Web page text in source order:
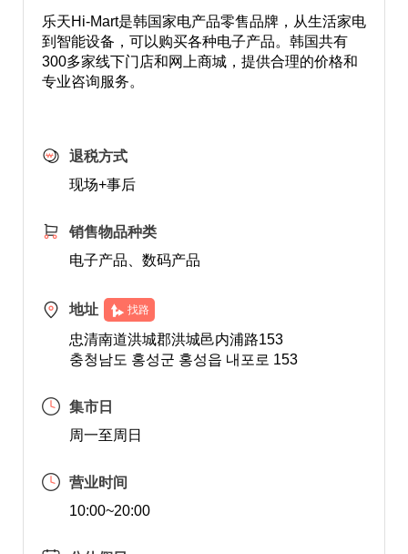
乐天Hi-Mart是韩国家电产品零售品牌，从生活家电
到智能设备，可以购买各种电子产品。韩国共有
300多家线下门店和网上商城，提供合理的价格和
专业咨询服务。
退税方式
现场+事后
销售物品种类
电子产品、数码产品
地址 找路
忠清南道洪城郡洪城邑内浦路153
충청남도 홍성군 홍성읍 내포로 153
集市日
周一至周日
营业时间
10:00~20:00